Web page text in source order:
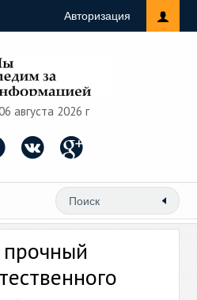
Авторизация
августа 2026 г